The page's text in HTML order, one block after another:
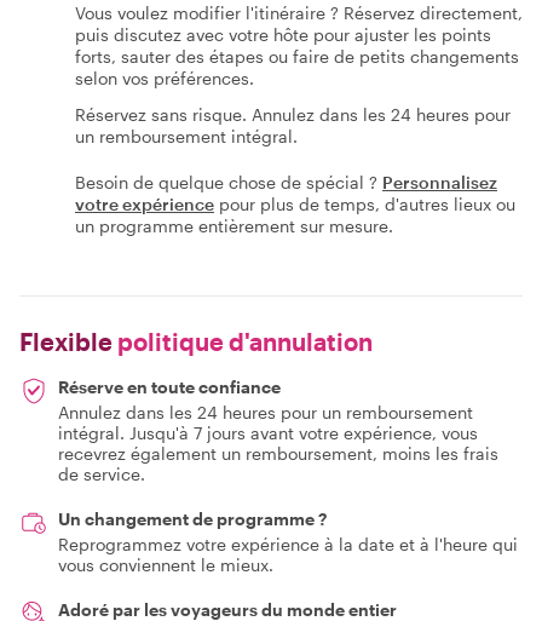
Vous voulez modifier l'itinéraire ? Réservez directement,
puis discutez avec votre hôte pour ajuster les points
forts, sauter des étapes ou faire de petits changements
selon vos préférences.
Réservez sans risque. Annulez dans les 24 heures pour
un remboursement intégral.
Besoin de quelque chose de spécial ? Personnalisez
votre expérience pour plus de temps, d'autres lieux ou
un programme entièrement sur mesure.
Flexible politique d'annulation
Réserve en toute confiance
Annulez dans les 24 heures pour un remboursement
intégral. Jusqu'à 7 jours avant votre expérience, vous
recevrez également un remboursement, moins les frais
de service.
Un changement de programme ?
Reprogrammez votre expérience à la date et à l'heure qui
vous conviennent le mieux.
Adoré par les voyageurs du monde entier